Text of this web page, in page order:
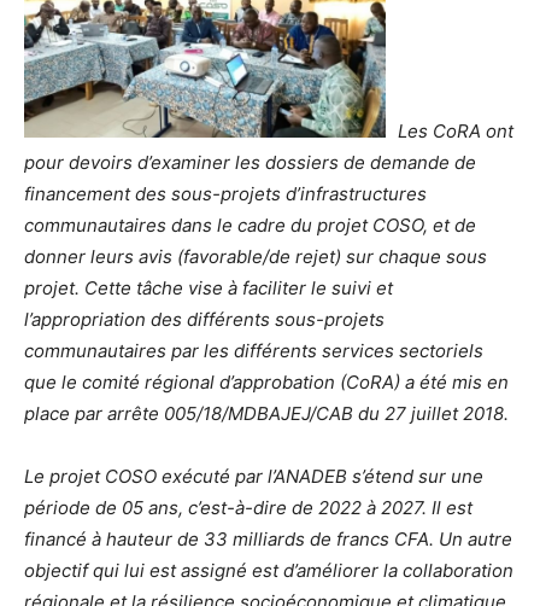
Les CoRA ont
pour devoirs d’examiner les dossiers de demande de
financement des sous-projets d’infrastructures
communautaires dans le cadre du projet COSO, et de
donner leurs avis (favorable/de rejet) sur chaque sous
projet. Cette tâche vise à faciliter le suivi et
l’appropriation des différents sous-projets
communautaires par les différents services sectoriels
que le comité régional d’approbation (CoRA) a été mis en
place par arrête 005/18/MDBAJEJ/CAB du 27 juillet 2018.
Le projet COSO exécuté par l’ANADEB s’étend sur une
période de 05 ans, c’est-à-dire de 2022 à 2027. Il est
financé à hauteur de 33 milliards de francs CFA. Un autre
objectif qui lui est assigné est d’améliorer la collaboration